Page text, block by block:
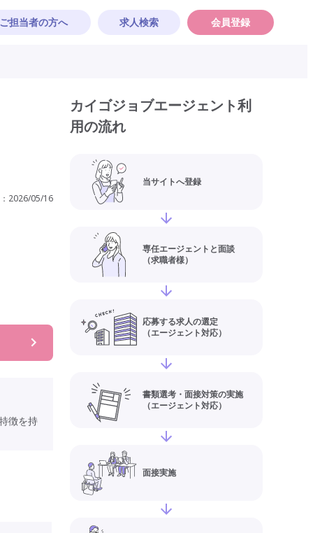
担当者の方へ 求人検索 会員登録
2026/05/16
徴を持
カイゴジョブエージェント利
用の流れ
当サイトへ登録
専任エージェントと面談
（求職者様）
応募する求人の選定
（エージェント対応）
書類選考・面接対策の実施
（エージェント対応）
面接実施